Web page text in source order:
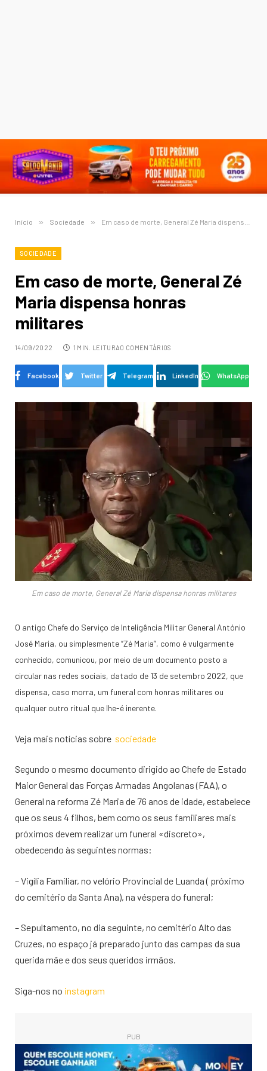
Início » Sociedade » Em caso de morte, General Zé Maria dispensa honras militares
SOCIEDADE
Em caso de morte, General Zé
Maria dispensa honras
militares
14/09/2022 1 MIN. LEITURA0 COMENTÁRIOS
Facebook Twitter Telegram LinkedIn WhatsApp
Em caso de morte, General Zé Maria dispensa honras militares
O antigo Chefe do Serviço de Inteligência Militar General António
José Maria, ou simplesmente “Zé Maria”, como é vulgarmente
conhecido, comunicou, por meio de um documento posto a
circular nas redes sociais, datado de 13 de setembro 2022, que
dispensa, caso morra, um funeral com honras militares ou
qualquer outro ritual que lhe-é inerente.
Veja mais notícias sobre sociedade
Segundo o mesmo documento dirigido ao Chefe de Estado
Maior General das Forças Armadas Angolanas (FAA), o
General na reforma Zé Maria de 76 anos de idade, estabelece
que os seus 4 filhos, bem como os seus familiares mais
próximos devem realizar um funeral «discreto»,
obedecendo às seguintes normas:
– Vigília Familiar, no velório Provincial de Luanda ( próximo
do cemitério da Santa Ana), na véspera do funeral;
– Sepultamento, no dia seguinte, no cemitério Alto das
Cruzes, no espaço já preparado junto das campas da sua
querida mãe e dos seus queridos irmãos.
Siga-nos no instagram
PUB